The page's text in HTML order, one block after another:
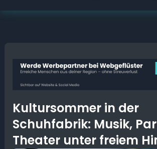
Kultursommer in der
Schuhfabrik: Musik,
Theater unter freiem